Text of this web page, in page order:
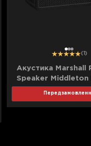
12 3 (1)
Акустика Marshall
Speaker Middleton
and Brass)